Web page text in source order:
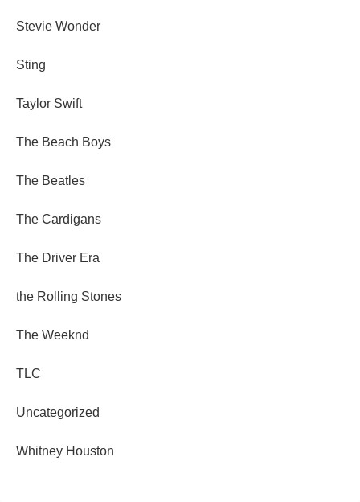
Stevie Wonder
Sting
Taylor Swift
The Beach Boys
The Beatles
The Cardigans
The Driver Era
the Rolling Stones
The Weeknd
TLC
Uncategorized
Whitney Houston